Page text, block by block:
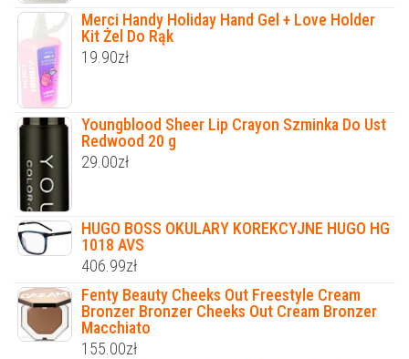
Merci Handy Holiday Hand Gel + Love Holder
Kit Żel Do Rąk
19.90zł
Youngblood Sheer Lip Crayon Szminka Do Ust
Redwood 20 g
29.00zł
HUGO BOSS OKULARY KOREKCYJNE HUGO HG
1018 AVS
406.99zł
Fenty Beauty Cheeks Out Freestyle Cream
Bronzer Bronzer Cheeks Out Cream Bronzer
Macchiato
155.00zł